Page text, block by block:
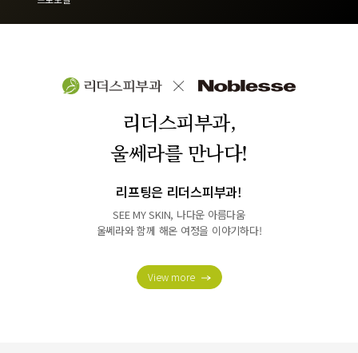
리더스피부과,
울쎄라를 만나다!
리프팅은 리더스피부과!
SEE MY SKIN, 나다운 아름다움
울쎄라와 함께 해온 여정을 이야기하다!
View more